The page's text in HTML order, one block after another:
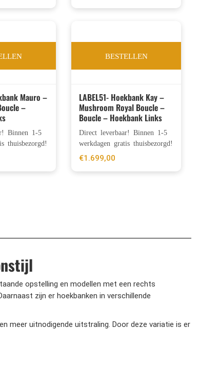
Mauro –
–
Binnen 1-5
thuisbezorgd!
BESTELLEN
LABEL51- Hoekbank Kay –
Mushroom Royal Boucle –
Boucle – Hoekbank Links
Direct leverbaar! Binnen 1-5
werkdagen gratis thuisbezorgd!
€1.699,00
opstelling en modellen met een rechts
zijn er hoekbanken in verschillende
meer uitnodigende uitstraling. Door deze variatie is er